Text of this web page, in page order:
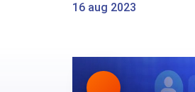
16 aug 2023